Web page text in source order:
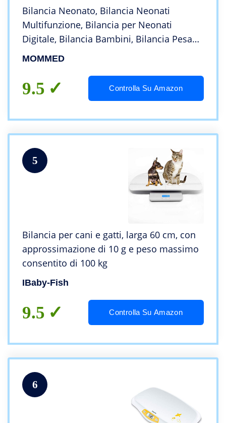
Bilancia Neonato, Bilancia Neonati
Multifunzione, Bilancia per Neonati
Digitale, Bilancia Bambini, Bilancia Pesa
Neonati con Funzione Hold,
MOMMED
9.5 Controlla Su Amazon
5
Bilancia per cani e gatti, larga 60 cm, con
approssimazione di 10 g e peso massimo
consentito di 100 kg
IBaby-Fish
9.5 Controlla Su Amazon
6